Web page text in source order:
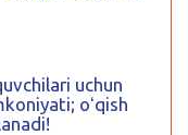
uchun
oʻqish